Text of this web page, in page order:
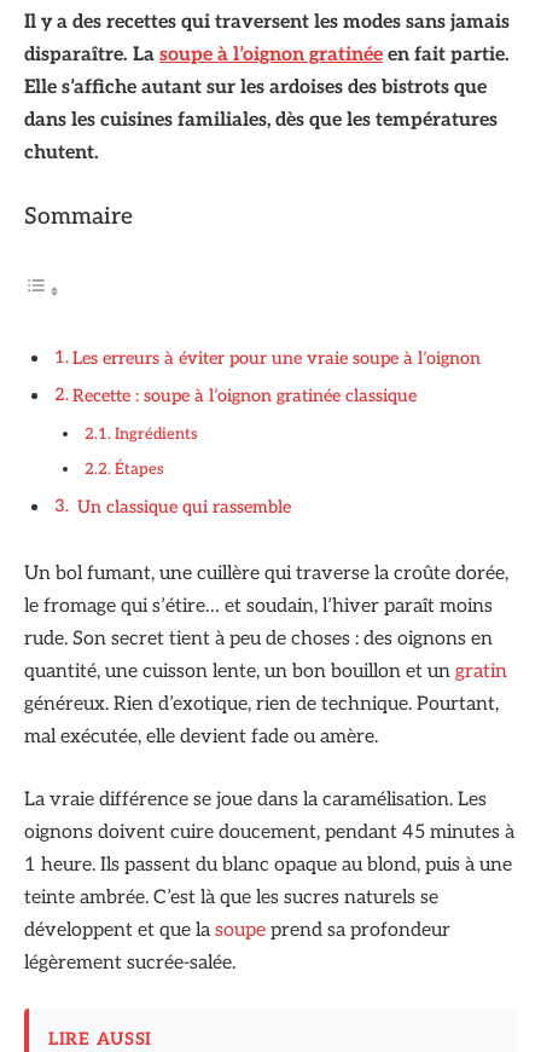
Il y a des recettes qui traversent les modes sans jamais
disparaître. La soupe à l’oignon gratinée en fait partie.
Elle s’affiche autant sur les ardoises des bistrots que
dans les cuisines familiales, dès que les températures
chutent.
Sommaire
Les erreurs à éviter pour une vraie soupe à l’oignon
Recette : soupe à l’oignon gratinée classique
Ingrédients
Étapes
Un classique qui rassemble
Un bol fumant, une cuillère qui traverse la croûte dorée,
le fromage qui s’étire… et soudain, l’hiver paraît moins
rude. Son secret tient à peu de choses : des oignons en
quantité, une cuisson lente, un bon bouillon et un gratin
généreux. Rien d’exotique, rien de technique. Pourtant,
mal exécutée, elle devient fade ou amère.
La vraie différence se joue dans la caramélisation. Les
oignons doivent cuire doucement, pendant 45 minutes à
1 heure. Ils passent du blanc opaque au blond, puis à une
teinte ambrée. C’est là que les sucres naturels se
développent et que la soupe prend sa profondeur
légèrement sucrée-salée.
LIRE AUSSI